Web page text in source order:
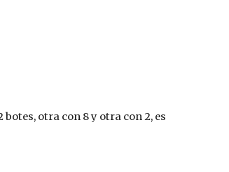
otra con 8 y otra con 2, es